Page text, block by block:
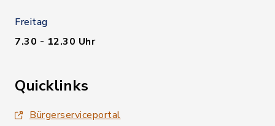
Freitag
7.30 - 12.30 Uhr
Quicklinks
Bürgerserviceportal